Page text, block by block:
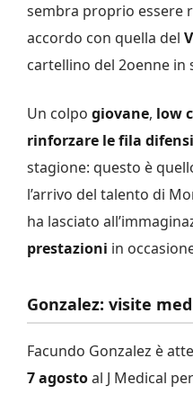
sembra proprio essere
accordo con quella del
cartellino del 2oenne in
Un colpo giovane, low
rinforzare le fila
stagione: questo è
l’arrivo del talento di
ha lasciato
prestazioni in
Gonzalez: visite
Facundo Gonzalez è
7 agostoal J Medical